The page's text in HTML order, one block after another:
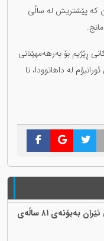
کە پێشتریش لە ساڵی
ڕێژیم بۆ بەرهەمهێنانی
لە داهاتوودا، تا
ڕاگەیەندراوی حیزبی دێموکراتی کوردستانی ئێران بەبۆنەی ٨١ ساڵەی